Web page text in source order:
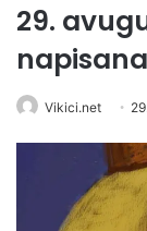
29.
Vikici.net